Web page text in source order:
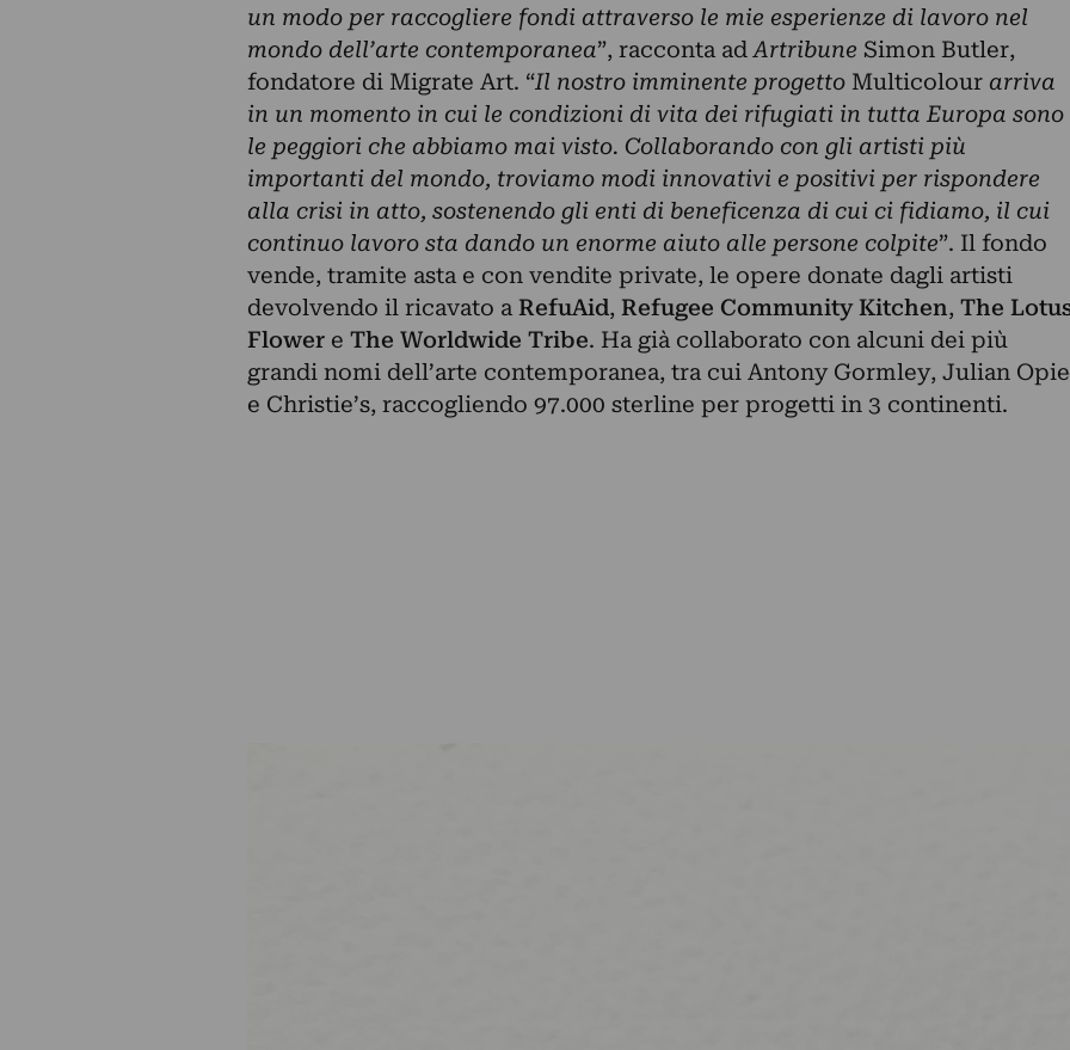
un modo per raccogliere fondi attraverso le mie esperienze di lavoro nel
mondo dell’arte contemporanea”, racconta adArtribune Simon Butler,
fondatore di Migrate Art. “Il nostro imminente progetto Multicolourarriva
in un momento in cui le condizioni di vita dei rifugiati in tutta Europa sono
le peggiori che abbiamo mai visto. Collaborando con gli artisti più
importanti del mondo, troviamo modi innovativi e positivi per rispondere
alla crisi in atto, sostenendo gli enti di beneficenza di cui ci fidiamo, il cui
continuo lavoro sta dando un enorme aiuto alle persone colpite”. Il fondo
vende, tramite asta e con vendite private, le opere donate dagli artisti
devolvendo il ricavato a RefuAid, Refugee Community Kitchen, The
Flowere The Worldwide Tribe. Ha già collaborato con alcuni dei più
grandi nomi dell’arte contemporanea, tra cui Antony Gormley, Julian Opie
e Christie’s, raccogliendo 97.000 sterline per progetti in 3 continenti.